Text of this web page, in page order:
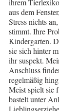
ihrem
aus dem
Stress nichts
stimmt. Ihre
Kindergarten.
sie sich hinter
ihr suspekt.
Anschluss
regelmäßig
Meist spielt sie
bastelt unter